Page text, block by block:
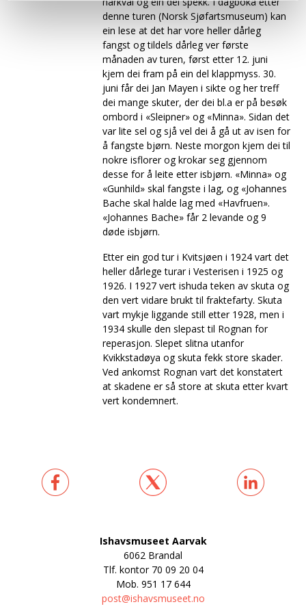
denne turen (Norsk Sjøfartsmuseum) kan
ein lese at det har vore heller dårleg
fangst og tildels dårleg ver første
månaden av turen, først etter 12. juni
kjem dei fram på ein del klappmyss. 30.
juni får dei Jan Mayen i sikte og her treff
dei mange skuter, der dei bl.a er på besøk
ombord i «Sleipner» og «Minna». Sidan det
var lite sel og sjå vel dei å gå ut av isen for
å fangste bjørn. Neste morgon kjem dei til
nokre isflorer og krokar seg gjennom
desse for å leite etter isbjørn. «Minna» og
«Gunhild» skal fangste i lag, og «Johannes
Bache skal halde lag med «Havfruen».
«Johannes Bache» får 2 levande og 9
døde isbjørn.
Etter ein god tur i Kvitsjøen i 1924 vart det
heller dårlege turar i Vesterisen i 1925 og
1926. I 1927 vert ishuda teken av skuta og
den vert vidare brukt til fraktefarty. Skuta
vart mykje liggande still etter 1928, men i
1934 skulle den slepast til Rognan for
reperasjon. Slepet slitna utanfor
Kvikkstadøya og skuta fekk store skader.
Ved ankomst Rognan vart det konstatert
at skadene er så store at skuta etter kvart
vert kondemnert.
Ishavsmuseet Aarvak
6062 Brandal
Tlf. kontor 70 09 20 04
Mob. 951 17 644
post@ishavsmuseet.no